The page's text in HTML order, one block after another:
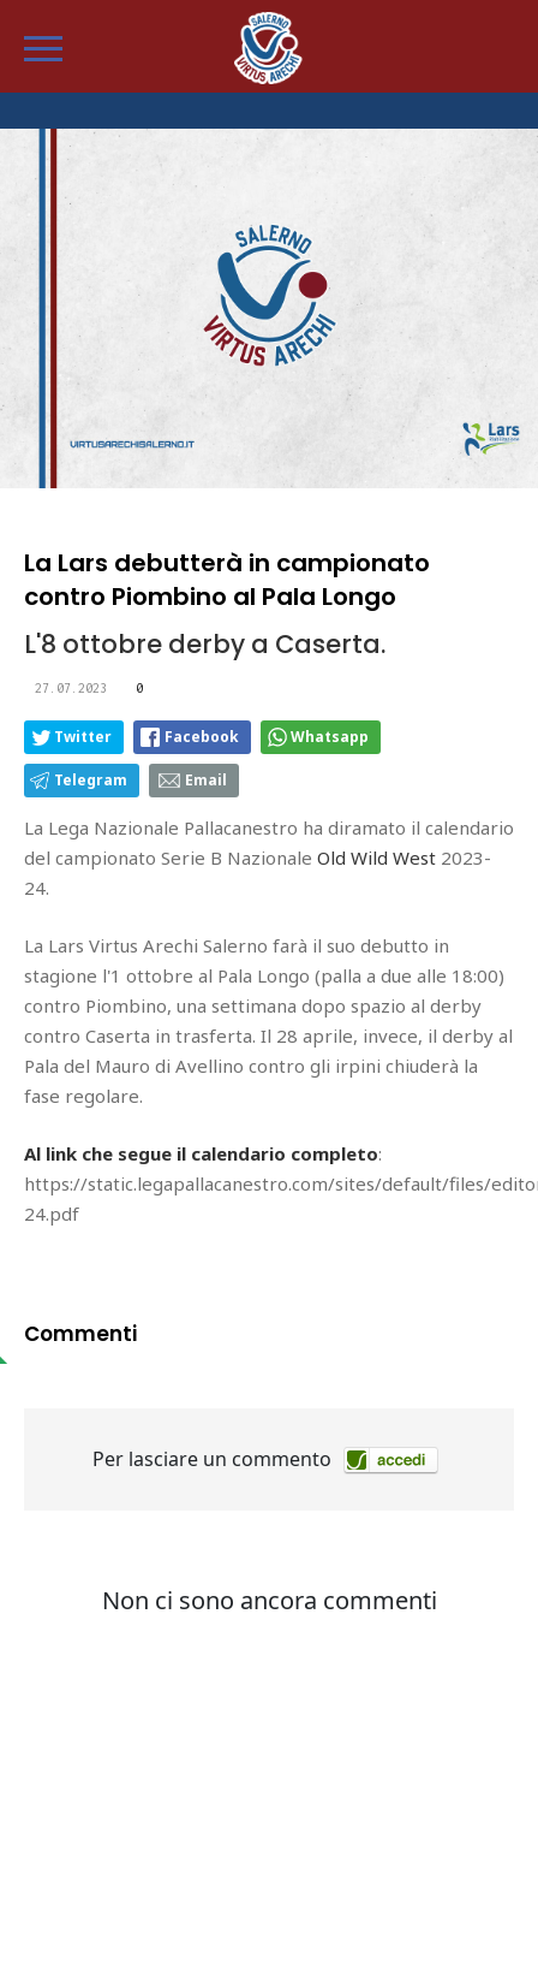
La Lars debutterà in campionato
contro Piombino al Pala Longo
L'8 ottobre derby a Caserta.
27.07.2023 0
Twitter Facebook Whatsapp
Telegram Email
La Lega Nazionale Pallacanestro ha diramato il calendario
del campionato Serie B Nazionale Old Wild West 2023-
24.
La Lars Virtus Arechi Salerno farà il suo debutto in
stagione l'1 ottobre al Pala Longo (palla a due alle 18:00)
contro Piombino, una settimana dopo spazio al derby
contro Caserta in trasferta. Il 28 aprile, invece, il derby al
Pala del Mauro di Avellino contro gli irpini chiuderà la
fase regolare.
Al link che segue il calendario completo:
https://static.legapallacanestro.com/sites/default/files/
24.pdf
Commenti